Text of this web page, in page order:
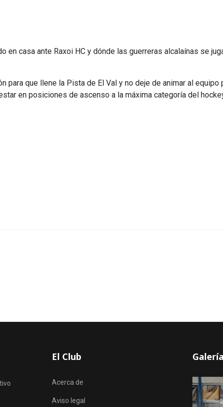
en casa ante Raxoi HC y dónde las guerreras alcalaínas se
para que llene la Pista de El Val y no deje de animar al equipo
en posiciones de ascenso a la máxima categoría del
El Club
Acerca de
Aviso legal
Galería